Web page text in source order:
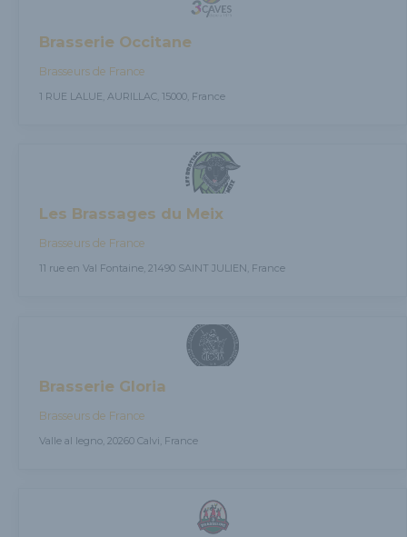
Brasserie Occitane
Brasseurs de France
1 RUE LALUE, AURILLAC, 15000, France
Les Brassages du Meix
Brasseurs de France
11 rue en Val Fontaine, 21490 SAINT JULIEN, France
Brasserie Gloria
Brasseurs de France
Valle al legno, 20260 Calvi, France